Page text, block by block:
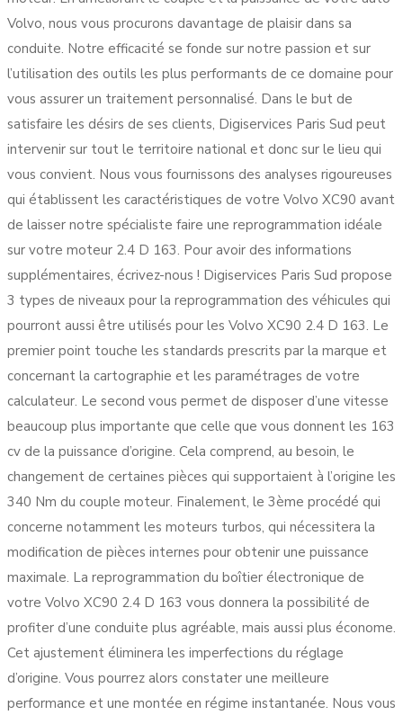
Volvo, nous vous procurons davantage de plaisir dans sa
conduite. Notre efficacité se fonde sur notre passion et sur
l’utilisation des outils les plus performants de ce domaine pour
vous assurer un traitement personnalisé. Dans le but de
satisfaire les désirs de ses clients, Digiservices Paris Sud peut
intervenir sur tout le territoire national et donc sur le lieu qui
vous convient. Nous vous fournissons des analyses rigoureuses
qui établissent les caractéristiques de votre Volvo XC90 avant
de laisser notre spécialiste faire une reprogrammation idéale
sur votre moteur 2.4 D 163. Pour avoir des informations
supplémentaires, écrivez-nous ! Digiservices Paris Sud propose
3 types de niveaux pour la reprogrammation des véhicules qui
pourront aussi être utilisés pour les Volvo XC90 2.4 D 163. Le
premier point touche les standards prescrits par la marque et
concernant la cartographie et les paramétrages de votre
calculateur. Le second vous permet de disposer d’une vitesse
beaucoup plus importante que celle que vous donnent les 163
cv de la puissance d’origine. Cela comprend, au besoin, le
changement de certaines pièces qui supportaient à l’origine les
340 Nm du couple moteur. Finalement, le 3ème procédé qui
concerne notamment les moteurs turbos, qui nécessitera la
modification de pièces internes pour obtenir une puissance
maximale. La reprogrammation du boîtier électronique de
votre Volvo XC90 2.4 D 163 vous donnera la possibilité de
profiter d’une conduite plus agréable, mais aussi plus économe.
Cet ajustement éliminera les imperfections du réglage
d’origine. Vous pourrez alors constater une meilleure
performance et une montée en régime instantanée. Nous vous